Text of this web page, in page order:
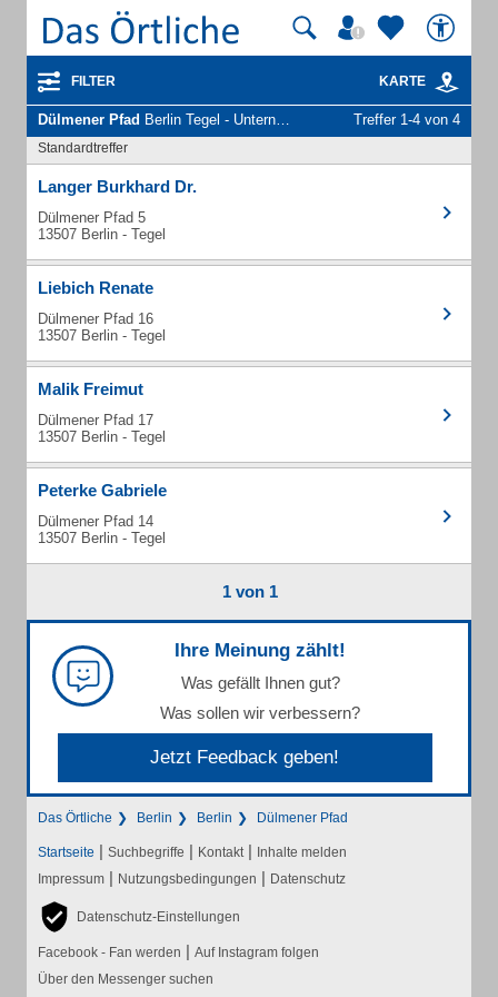
FILTER KARTE
Dülmener Pfad Berlin Tegel - Unternehmen und Personen Treffer 1-4 von 4
Standardtreffer
Langer Burkhard Dr.
Dülmener Pfad 5
13507 Berlin - Tegel
Liebich Renate
Dülmener Pfad 16
13507 Berlin - Tegel
Malik Freimut
Dülmener Pfad 17
13507 Berlin - Tegel
Peterke Gabriele
Dülmener Pfad 14
13507 Berlin - Tegel
1 von 1
Ihre Meinung zählt!
Was gefällt Ihnen gut?
Was sollen wir verbessern?
Jetzt Feedback geben!
Das Örtliche Berlin Berlin Dülmener Pfad
Startseite | Suchbegriffe | Kontakt | Inhalte melden
Impressum | Nutzungsbedingungen | Datenschutz
Datenschutz-Einstellungen
Facebook - Fan werden | Auf Instagram folgen
Über den Messenger suchen